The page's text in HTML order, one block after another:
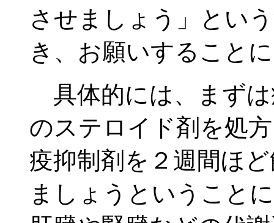
させましょう」とい
き、お願いすること
具体的には、まず
のステロイド剤を処
疫抑制剤を２週間ほ
ましょうということ